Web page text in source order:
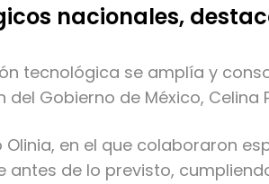
nacionales,
tecnológica se amplía y
Gobierno de México, Celina
en el que colaboraron
de lo previsto,